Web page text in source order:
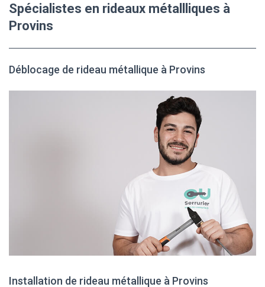
Spécialistes en rideaux métallliques à
Provins
Déblocage de rideau métallique à Provins
Installation de rideau métallique à Provins